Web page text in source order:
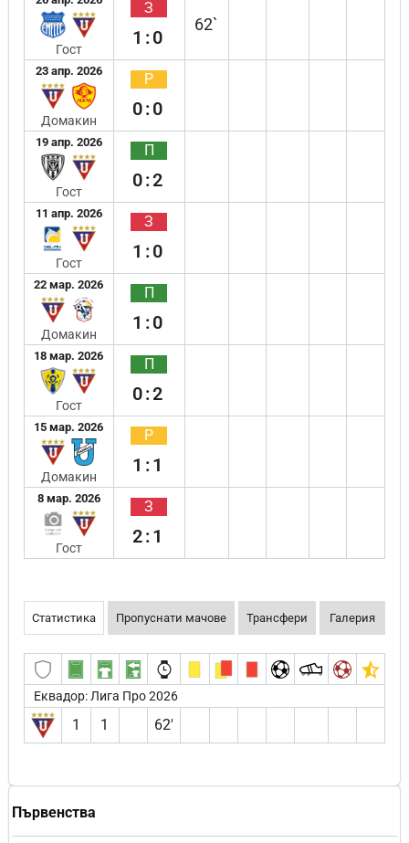
Първенства
Гост
З
1:0
62`
23 апр. 2026
Домакин
Р
0:0
19 апр. 2026
Гост
П
0:2
11 апр. 2026
Гост
З
1:0
22 мар. 2026
Домакин
П
1:0
18 мар. 2026
Гост
П
0:2
15 мар. 2026
Домакин
Р
1:1
8 мар. 2026
Гост
З
2:1
Статистика Пропуснати мачове Трансфери Галерия
Еквадор: Лига Про 2026
1 1 62′